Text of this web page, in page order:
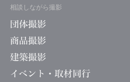
相談しながら撮影
団体撮影
商品撮影
建築撮影
イベント・取材同行